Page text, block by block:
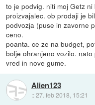
to je podvig. niti moj Getz
proizvajalec. ob prodaji je
podvozja (puse in zavorne
ceno.
poanta. ce ze na budget,
bolje ohranjeno vozilo.
vred in nove gume.
Alien123
::27. feb 2018, 15:21